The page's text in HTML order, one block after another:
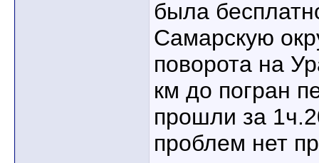
была
Самарскую
поворота на
км до погран
прошли за
проблем нет